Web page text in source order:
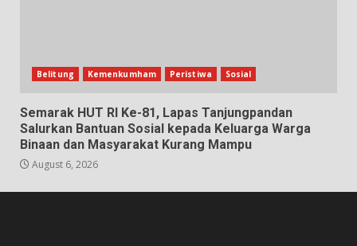
Belitung Kemenkumham Peristiwa Sosial
Semarak HUT RI Ke-81, Lapas Tanjungpandan
Salurkan Bantuan Sosial kepada Keluarga Warga
Binaan dan Masyarakat Kurang Mampu
August 6, 2026